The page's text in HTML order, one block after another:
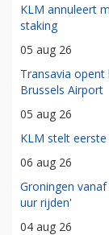
KLM annuleert
staking
05 aug 26
Transavia
Brussels Airport
05 aug 26
KLM stelt
06 aug 26
Groningen
uur rijden'
04 aug 26